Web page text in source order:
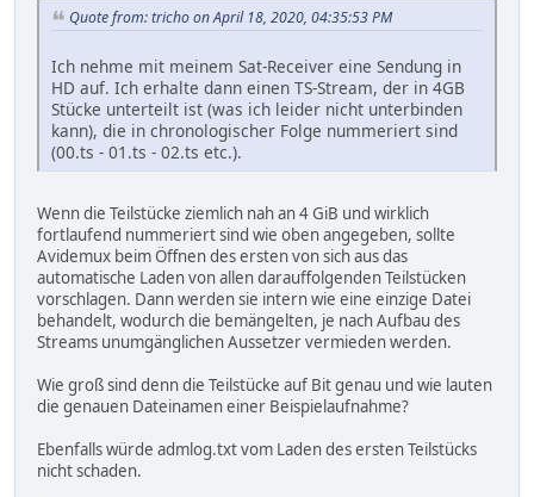
Quote from: tricho on April 18, 2020, 04:35:53 PM
Ich nehme mit meinem Sat-Receiver eine Sendung in
HD auf. Ich erhalte dann einen TS-Stream, der in 4GB
Stücke unterteilt ist (was ich leider nicht unterbinden
kann), die in chronologischer Folge nummeriert sind
(00.ts - 01.ts - 02.ts etc.).
Wenn die Teilstücke ziemlich nah an 4 GiB und wirklich
fortlaufend nummeriert sind wie oben angegeben, sollte
Avidemux beim Öffnen des ersten von sich aus das
automatische Laden von allen darauffolgenden Teilstücken
vorschlagen. Dann werden sie intern wie eine einzige Datei
behandelt, wodurch die bemängelten, je nach Aufbau des
Streams unumgänglichen Aussetzer vermieden werden.
Wie groß sind denn die Teilstücke auf Bit genau und wie lauten
die genauen Dateinamen einer Beispielaufnahme?
Ebenfalls würde admlog.txt vom Laden des ersten Teilstücks
nicht schaden.